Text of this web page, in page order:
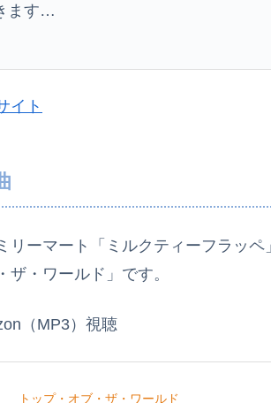
ます…
イト
リーマート「ミルクティーフラッ
ザ・ワールド」です。
（MP3）視聴
トップ・オブ・ザ・ワールド